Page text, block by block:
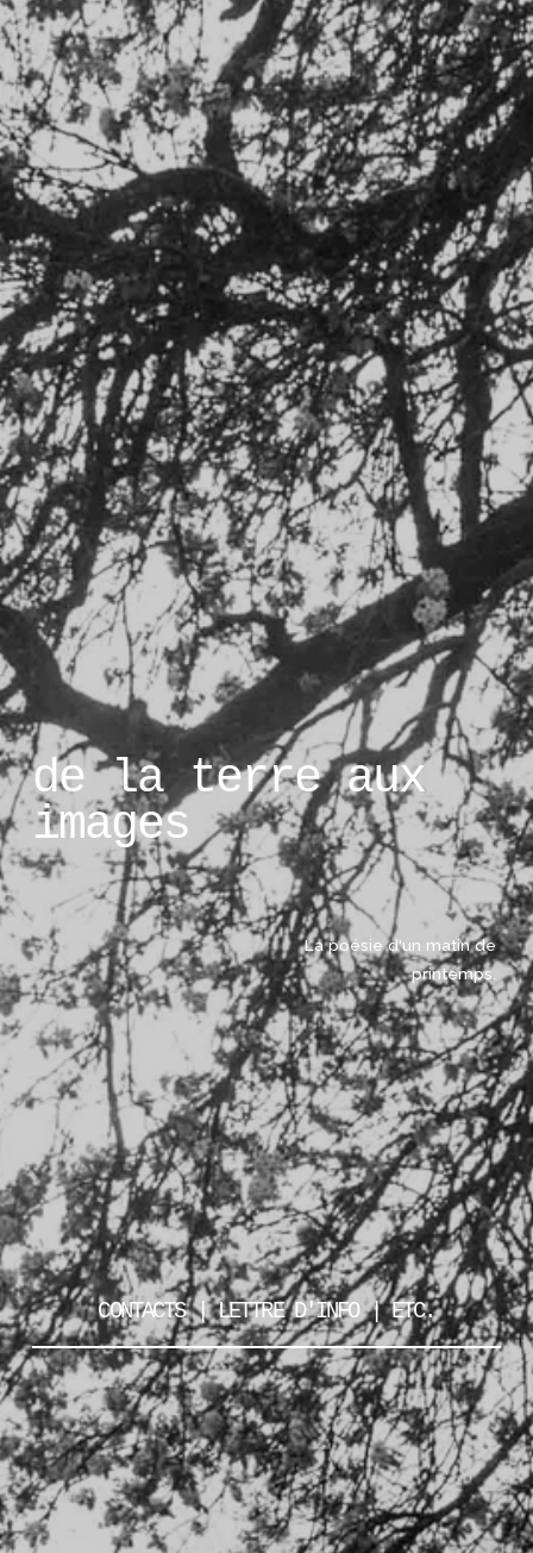
de la terre aux
images
La poésie d'un matin de
printemps.
CONTACTS | LETTRE D'INFO | ETC.